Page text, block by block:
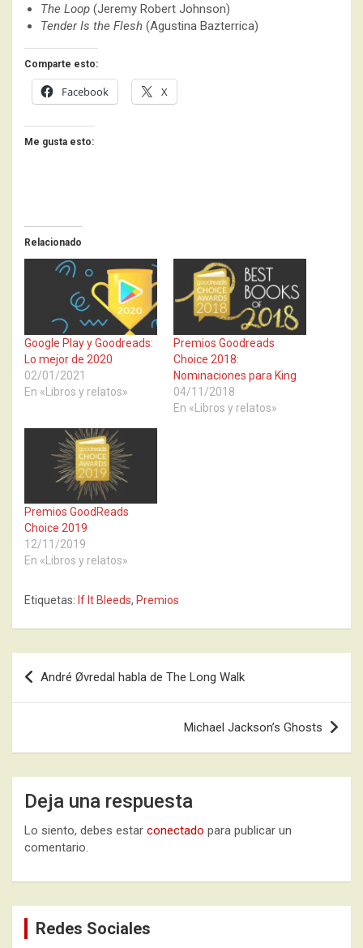
The Loop (Jeremy Robert Johnson)
Tender Is the Flesh (Agustina Bazterrica)
Comparte esto:
Facebook X
Me gusta esto:
Relacionado
Google Play y Goodreads:
Lo mejor de 2020
02/01/2021
En «Libros y relatos»
Premios Goodreads
Choice 2018:
Nominaciones para King
04/11/2018
En «Libros y relatos»
Premios GoodReads
Choice 2019
12/11/2019
En «Libros y relatos»
Etiquetas: If It Bleeds, Premios
Navegación
de
André Øvredal habla de The Long Walk
Michael Jackson’s Ghosts
Deja una respuesta
Lo siento, debes estar conectado para publicar un
comentario.
Redes Sociales